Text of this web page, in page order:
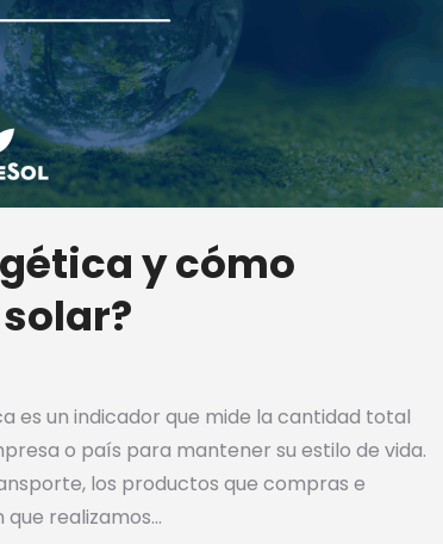
y cómo
es un indicador que mide la cantidad total
o país para mantener su estilo de vida.
los productos que compras e
que realizamos…